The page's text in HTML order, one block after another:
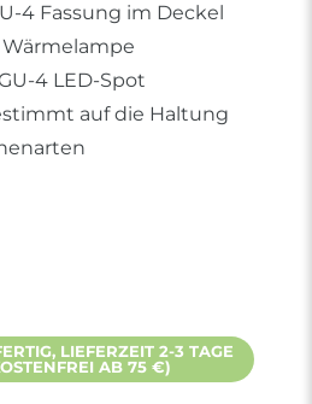
4 Fassung im Deckel
4 LED-Spot
auf die Haltung
LIEFERZEIT 2-3 TAGE
AB 75 €)